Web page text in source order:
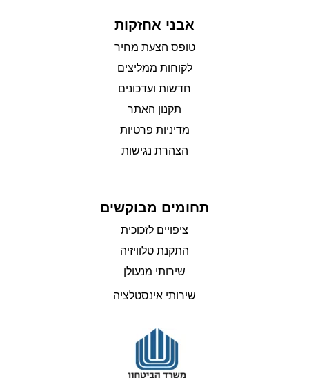
אבני אחזקות
טופס הצעת מחיר
לקוחות ממליצים
חדשות ועדכונים
תקנון האתר
מדיניות פרטיות
הצהרת נגישות
תחומים מבוקשים
ציפויים לזכוכית
התקנת טלוויזיה
שירותי מנעולן
שירותי אינסטלציה